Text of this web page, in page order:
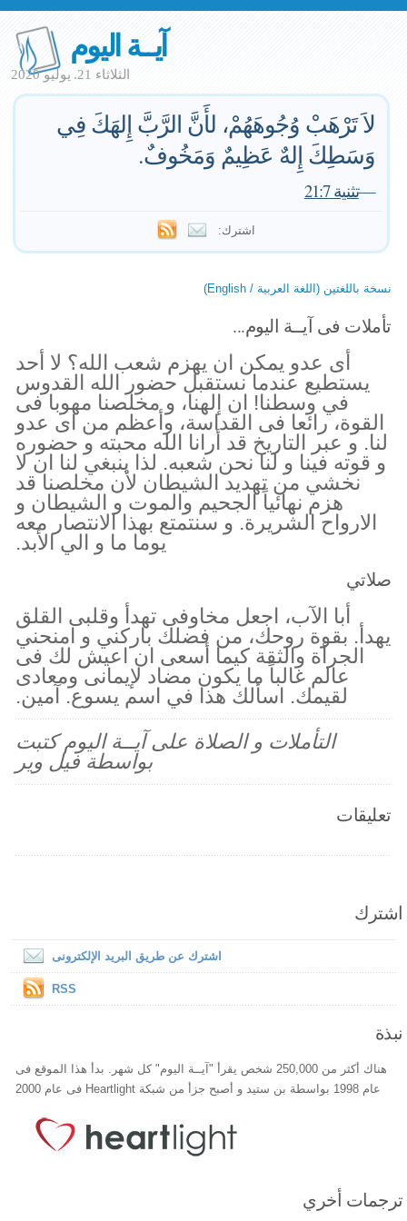
آيــة اليوم
الثلاثاء 21. يوليو 2020
لاَ تَرْهَبْ وُجُوهَهُمْ، لأَنَّ الرَّبَّ إِلهَكَ فِي
وَسَطِكَ إِلهٌ عَظِيمٌ وَمَخُوفٌ.
—تثنية 21:7
اشترك:
نسخة باللغتين (اللغة العربية / English)
تأملات فى آيــة اليوم...
أى عدو يمكن ان يهزم شعب الله؟ لا أحد
يستطيع عندما نستقبل حضور الله القدوس
في وسطنا! ان إلهنا، و مخلصنا مهوبا فى
القوة، رائعا فى القداسة، وأعظم من اى عدو
لنا. و عبر التاريخ قد أرانا الله محبته و حضوره
و قوته فينا و لنا نحن شعبه. لذا ينبغي لنا ان لا
نخشي من تهديد الشيطان لأن مخلصنا قد
هزم نهائياً الجحيم والموت و الشيطان و
الارواح الشريرة. و سنتمتع بهذا الانتصار معه
يوما ما و الي الأبد.
صلاتي
أبا الآب، اجعل مخاوفى تهدأ وقلبى القلق
يهدأ. بقوة روحك، من فضلك باركني و امنحني
الجرأة والثقة كيما أسعى ان اعيش لك فى
عالم غالباً ما يكون مضاد لإيمانى ومعادى
لقيمك. اسألك هذا في اسم يسوع. آمين.
التأملات و الصلاة على آيــة اليوم كتبت
بواسطة فيل وير
تعليقات
اشترك
اشترك عن طريق البريد الإلكترونى
RSS
نبذة
هناك أكثر من 250,000 شخص يقرأ "آيــة اليوم" كل شهر. بدأ هذا الموقع فى
عام 1998 بواسطة بن ستيد و أصبح جزأ من شبكة Heartlight فى عام 2000
ترجمات أخري